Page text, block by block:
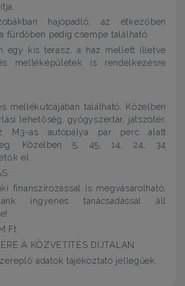
hajópadló, az étkezőben
fürdőben pedig csempe található.
egy kis terasz, a ház mellett illetve
melléképületek is rendelkezésre
mellékutcájában található. Közelben
lehetőség, gyógyszertár, játszótér,
M3-as autópálya pár perc alatt
Közelben 5, 45, 14, 24, 34
el.
finanszírozással is megvásárolható,
ingyenes tanácsadással áll
Ft.
A KÖZVETÍTÉS DÍJTALAN
adatok tájékoztató jellegűek.